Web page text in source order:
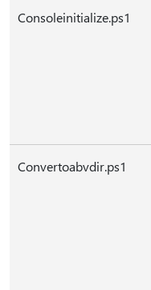
Consoleinitialize.ps1
Convertoabvdir.ps1